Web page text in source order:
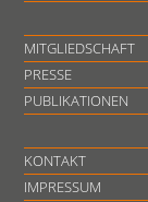
MITGLIEDSCHAFT
PRESSE
PUBLIKATIONEN
KONTAKT
IMPRESSUM